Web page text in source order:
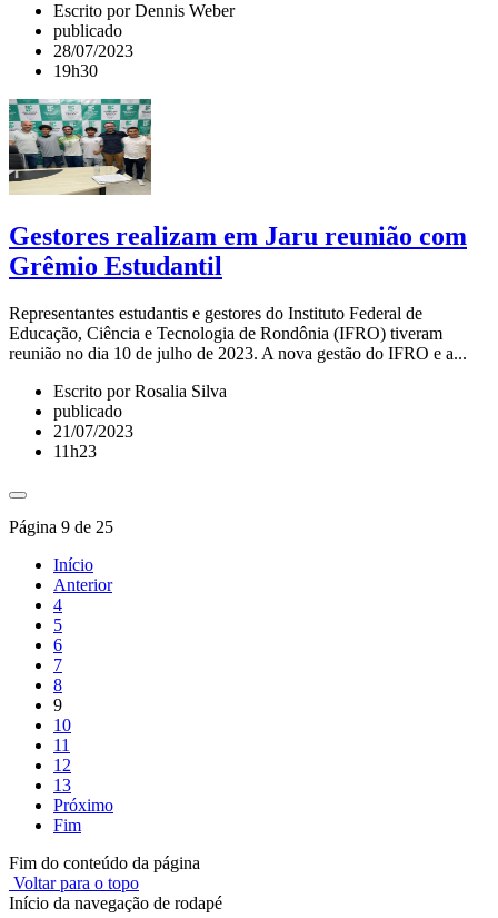
Escrito por Dennis Weber
publicado
28/07/2023
19h30
Gestores realizam em Jaru reunião com
Grêmio Estudantil
Representantes estudantis e gestores do Instituto Federal de
Educação, Ciência e Tecnologia de Rondônia (IFRO) tiveram
reunião no dia 10 de julho de 2023. A nova gestão do IFRO e a...
Escrito por Rosalia Silva
publicado
21/07/2023
11h23
Página 9 de 25
Início
Anterior
4
5
6
7
8
9
10
11
12
13
Próximo
Fim
Fim do conteúdo da página
Voltar para o topo
Início da navegação de rodapé